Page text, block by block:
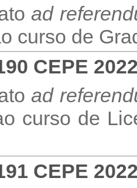
ad
curso de
CEPE
ad
curso de
CEPE